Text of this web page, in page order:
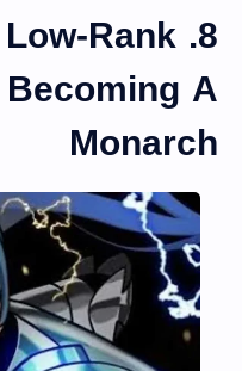
Low-Rank
A
Monarch